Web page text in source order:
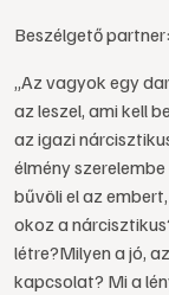
Beszélgető
„Az vagyok egy
az leszel, ami kell
az igazi
élmény
bűvöli el az
okoz a
létre?Milyen a jó,
kapcsolat? Mi a